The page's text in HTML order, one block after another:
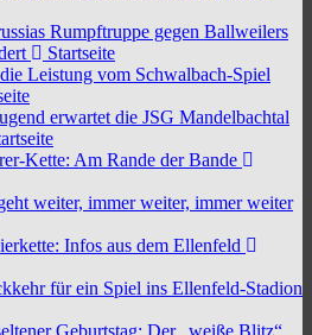
Rumpftruppe gegen Ballweilers
Startseite
Leistung vom Schwalbach-Spiel
erwartet die JSG Mandelbachtal
Kette: Am Rande der Bande
weiter, immer weiter, immer weiter
Infos aus dem Ellenfeld
für ein Spiel ins Ellenfeld-Stadion
Geburtstag: Der „weiße Blitz“